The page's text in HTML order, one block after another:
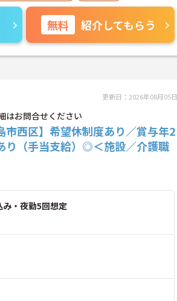
無料 紹介してもらう
更新日：2026年08月05日
お問合せください
市西区】希望休制度あり／賞与年2
り（手当支給）◎＜施設／介護職
み・夜勤5回想定